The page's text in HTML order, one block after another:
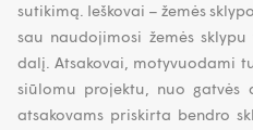
sutikimą. Ieškovai – žemės
sau naudojimosi žemės
dalį. Atsakovai, motyvuodami
siūlomu projektu, nuo
atsakovams priskirta bendro